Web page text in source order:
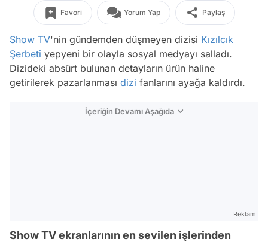
Favori Yorum Yap Paylaş
Show TV'nin gündemden düşmeyen dizisi Kızılcık
Şerbeti yepyeni bir olayla sosyal medyayı salladı.
Dizideki absürt bulunan detayların ürün haline
getirilerek pazarlanması dizi fanlarını ayağa kaldırdı.
İçeriğin Devamı Aşağıda
Reklam
Show TV ekranlarının en sevilen işlerinden